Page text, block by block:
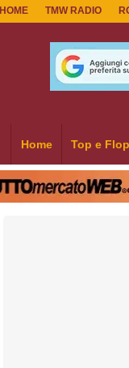
HOME TMW RADIO
Home Top e Flop